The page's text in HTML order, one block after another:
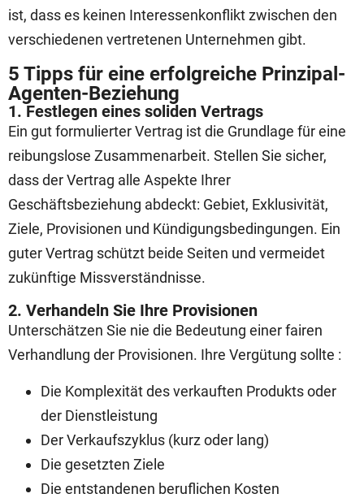
ist, dass es keinen Interessenkonflikt zwischen den
verschiedenen vertretenen Unternehmen gibt.
5 Tipps für eine erfolgreiche Prinzipal-
Agenten-Beziehung
1. Festlegen eines soliden Vertrags
Ein gut formulierter Vertrag ist die Grundlage für eine
reibungslose Zusammenarbeit. Stellen Sie sicher,
dass der Vertrag alle Aspekte Ihrer
Geschäftsbeziehung abdeckt: Gebiet, Exklusivität,
Ziele, Provisionen und Kündigungsbedingungen. Ein
guter Vertrag schützt beide Seiten und vermeidet
zukünftige Missverständnisse.
2. Verhandeln Sie Ihre Provisionen
Unterschätzen Sie nie die Bedeutung einer fairen
Verhandlung der Provisionen. Ihre Vergütung sollte :
Die Komplexität des verkauften Produkts oder
der Dienstleistung
Der Verkaufszyklus (kurz oder lang)
Die gesetzten Ziele
Die entstandenen beruflichen Kosten